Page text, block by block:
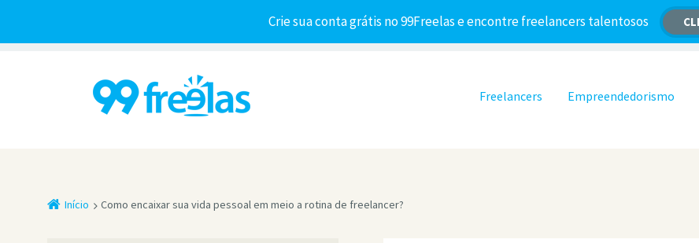
Crie sua conta grátis no 99Freelas e encontre freelancers talentosos
Pular para o conteúdo
Freelancers Empreendedorismo
Início Como encaixar sua vida pessoal em meio a rotina de freelancer?